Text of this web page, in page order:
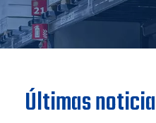
Últimas